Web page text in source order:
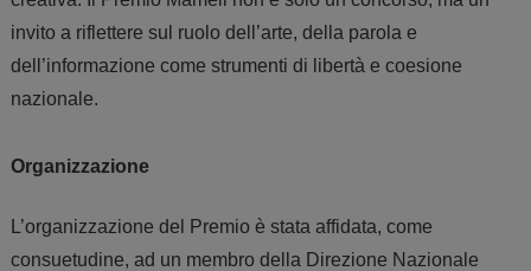
invito a riflettere sul ruolo dell’arte, della parola e
dell’informazione come strumenti di libertà e coesione
nazionale.
Organizzazione
L’organizzazione del Premio è stata affidata, come
consuetudine, ad un membro della Direzione Nazionale